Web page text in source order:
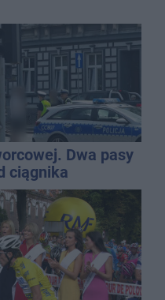
Dwa pasy
ciągnika